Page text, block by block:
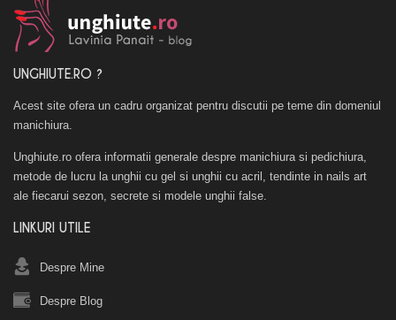
UNGHIUTE.RO ?
Acest site ofera un cadru organizat pentru discutii pe teme din domeniul
manichiura.
Unghiute.ro ofera informatii generale despre manichiura si pedichiura,
metode de lucru la unghii cu gel si unghii cu acril, tendinte in nails art
ale fiecarui sezon, secrete si modele unghii false.
LINKURI UTILE
Despre Mine
Despre Blog